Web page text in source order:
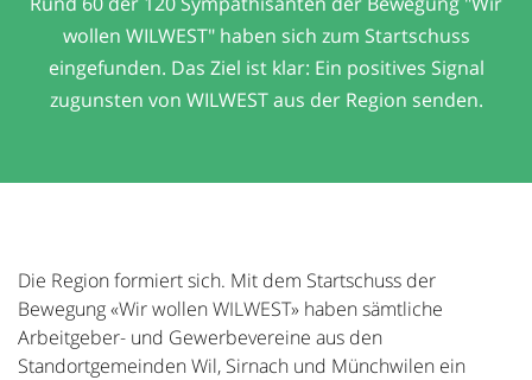
wollen WILWEST" haben sich zum Startschuss
eingefunden. Das Ziel ist klar: Ein positives Signal
zugunsten von WILWEST aus der Region senden.
Die Region formiert sich. Mit dem Startschuss der
Bewegung «Wir wollen WILWEST» haben sämtliche
Arbeitgeber- und Gewerbevereine aus den
Standortgemeinden Wil, Sirnach und Münchwilen ein